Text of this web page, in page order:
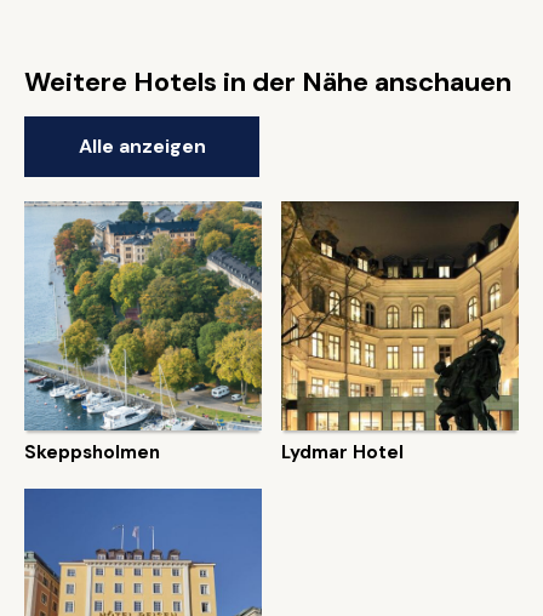
Weitere Hotels in der Nähe anschauen
Alle anzeigen
Skeppsholmen Lydmar Hotel